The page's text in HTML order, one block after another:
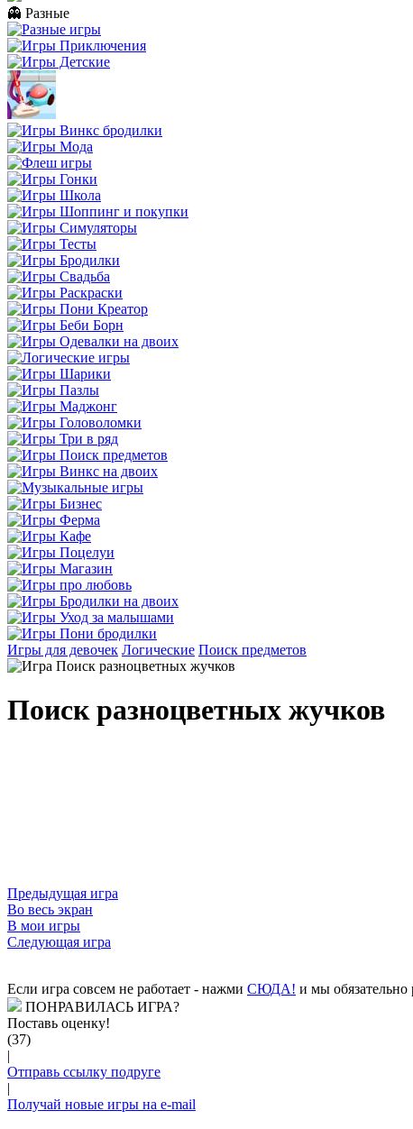
👻 Разные
Игры для девочек Логические Поиск предметов
Поиск разноцветных жучков
Предыдущая игра
Во весь экран
В мои игры
Следующая игра
Если игра совсем не работает - нажми CЮДА! и мы обязательно
ПОНРАВИЛАСЬ ИГРА?
Поставь оценку!
(37)
|
Отправь ссылку подруге
|
Получай новые игры на e-mail